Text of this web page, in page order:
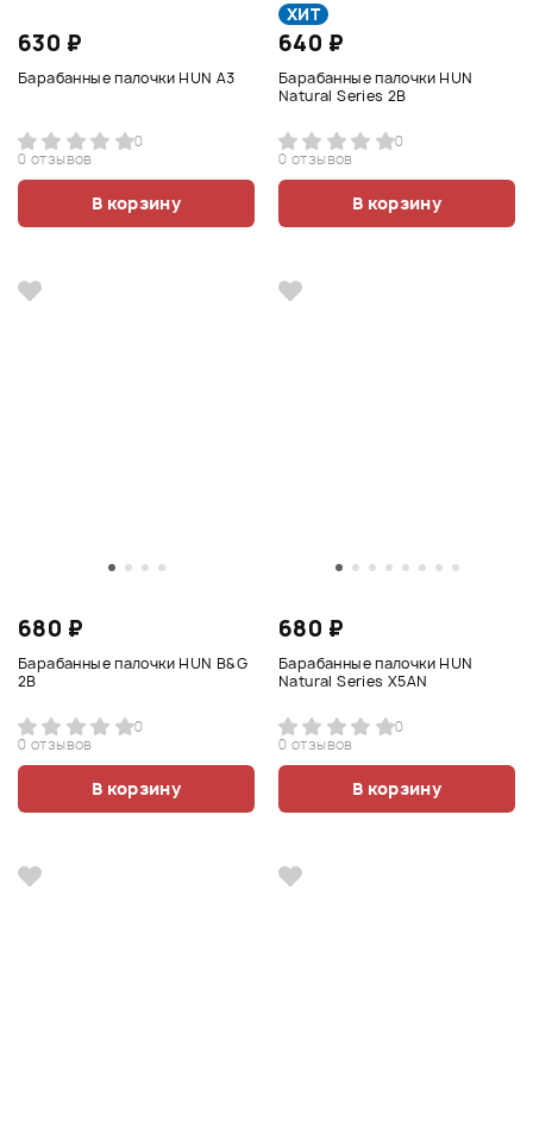
630 ₽
Барабанные палочки HUN A3
0
0 отзывов
В корзину
ХИТ
640 ₽
Барабанные палочки HUN
Natural Series 2B
0
0 отзывов
В корзину
680 ₽
Барабанные палочки HUN B&G
2B
0
0 отзывов
В корзину
680 ₽
Барабанные палочки HUN
Natural Series X5AN
0
0 отзывов
В корзину